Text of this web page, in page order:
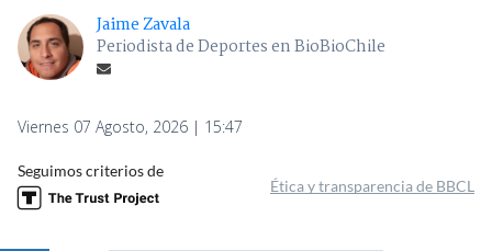
Jaime Zavala
Periodista de Deportes en BioBioChile
Viernes 07 Agosto, 2026 | 15:47
Seguimos criterios de
Ética y transparencia de BBCL